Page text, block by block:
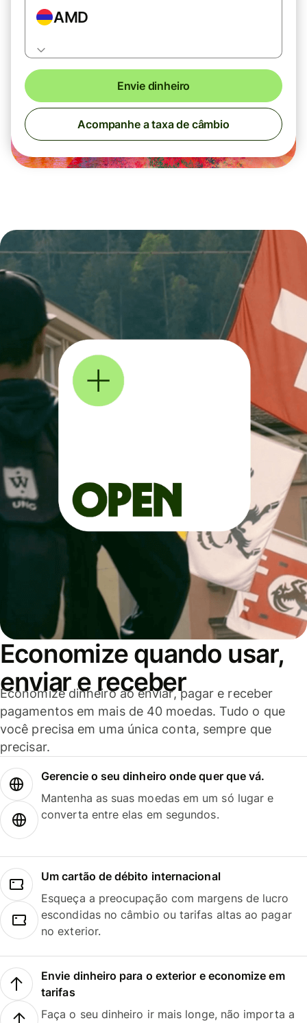
AMD
Envie dinheiro
Acompanhe a taxa de câmbio
Economize quando usar,
enviar e receber
Economize dinheiro ao enviar, pagar e receber
pagamentos em mais de 40 moedas. Tudo o que
você precisa em uma única conta, sempre que
precisar.
Gerencie o seu dinheiro onde quer que vá.
Mantenha as suas moedas em um só lugar e
converta entre elas em segundos.
Um cartão de débito internacional
Esqueça a preocupação com margens de lucro
escondidas no câmbio ou tarifas altas ao pagar
no exterior.
Envie dinheiro para o exterior e economize em
tarifas
Faça o seu dinheiro ir mais longe, não importa a